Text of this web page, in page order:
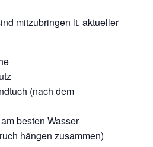
mitzubringen lt. aktueller
(nach dem
besten Wasser
hängen zusammen)